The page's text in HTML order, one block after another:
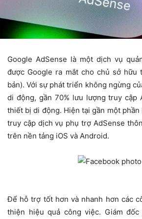
Google AdSense là một dịch vụ
được Google ra mắt cho chủ sở hữu
bản). Với sự phát triển không ngừng
di động, gần 70% lưu lượng truy cập
thiết bị di động. Hiện tại gần một
truy cập dịch vụ phụ trợ AdSense
trên nền tảng iOS và Android.
Để hỗ trợ tốt hơn và nhanh hơn các
thiện hiệu quả công việc. Giám